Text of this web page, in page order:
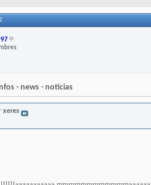
- news - noticias
xeres